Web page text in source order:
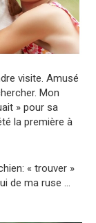
visite. Amusé
Mon
» pour sa
la première à
« trouver »
de ma ruse …